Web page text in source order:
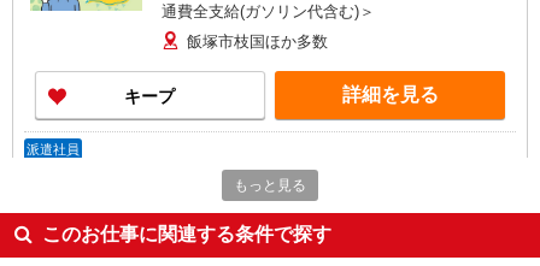
通費全支給(ガソリン代含む)＞
飯塚市枝国ほか多数
キープ 詳細を見る
派遣社員
株式会社kotrio /●FK-H-1854671
急募！シニア向けマンションで見守り・介助な
ど♪新飯塚駅
時給1450円〜2062円 ＜日払い有/週払い有/交
もっと見る
このお仕事に関連する条件で探す